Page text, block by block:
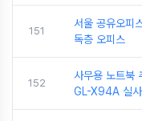
151
서울 공유오피
독층 오피스
152
사무용 노트북
GL-X94A 실